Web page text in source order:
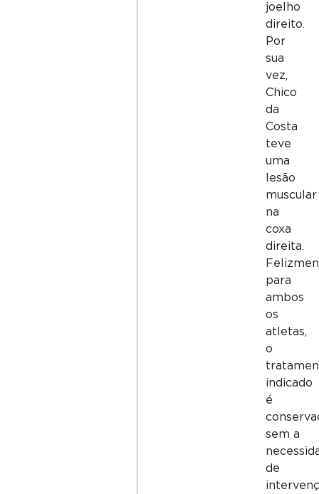
joelho
direito.
Por
sua
vez,
Chico
da
Costa
teve
uma
lesão
muscular
na
coxa
direita.
para
ambos
os
atletas,
o
indicado
é
sem a
de